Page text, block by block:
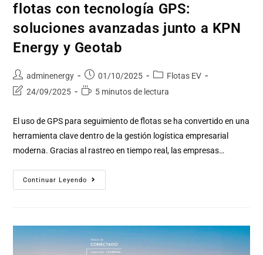
flotas con tecnología GPS:
soluciones avanzadas junto a KPN
Energy y Geotab
adminenergy 01/10/2025
Flotas EV
24/09/2025
5 minutos de lectura
El uso de GPS para seguimiento de flotas se ha convertido en una
herramienta clave dentro de la gestión logística empresarial
moderna. Gracias al rastreo en tiempo real, las empresas…
Continuar Leyendo